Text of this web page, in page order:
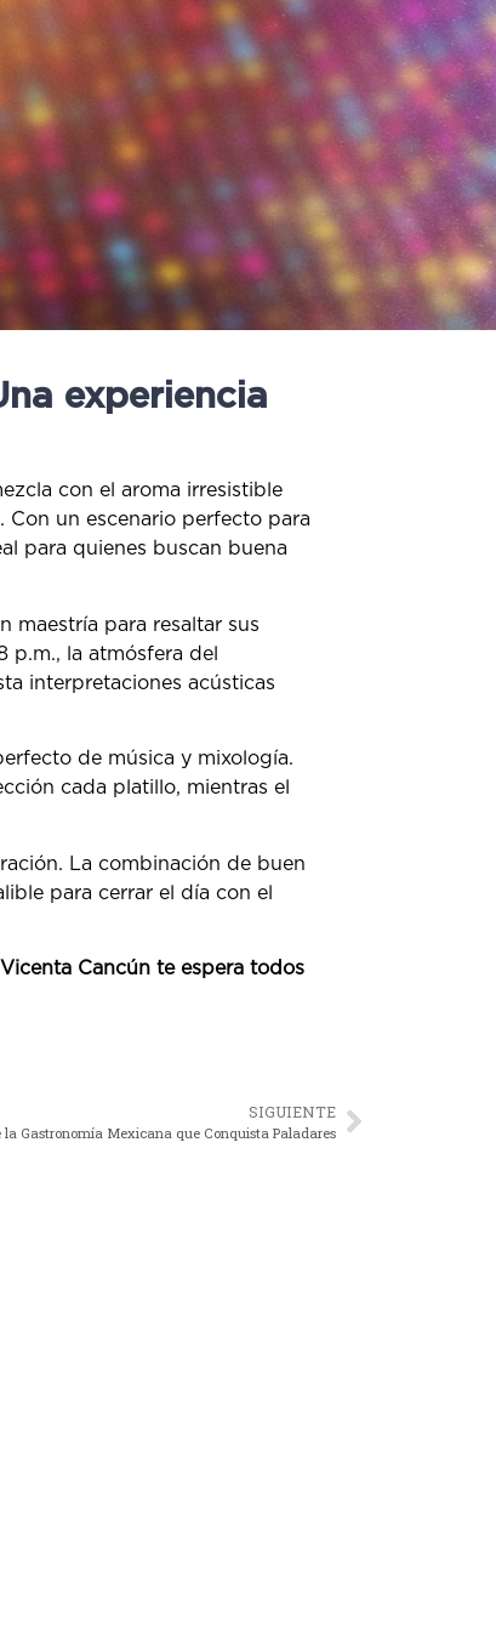
experiencia
con el aroma irresistible
un escenario perfecto para
para quienes buscan buena
maestría para resaltar sus
p.m., la atmósfera del
interpretaciones acústicas
de música y mixología.
cada platillo, mientras el
La combinación de buen
para cerrar el día con el
Vicenta Cancún te espera todos
SIGUIENTE
la Gastronomía Mexicana que Conquista Paladares